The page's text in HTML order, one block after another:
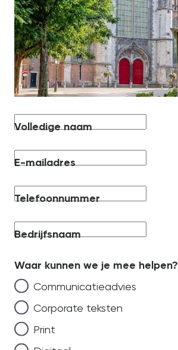
Volledige naam
E-mailadres
Telefoonnummer
Bedrijfsnaam
Waar kunnen we je mee helpen?
Communicatieadvies
Corporate teksten
Print